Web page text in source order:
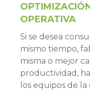
OPERATIVA
Si se desea
mismo tiempo,
misma o mejor
productividad,
los equipos de